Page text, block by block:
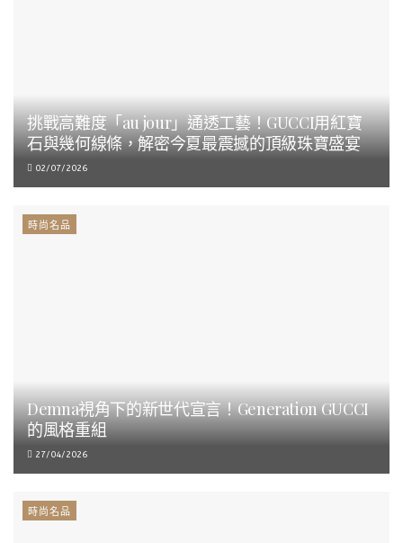
挑戰高難度「au jour」通透工藝！GUCCI用紅寶
石與幾何線條，解密今夏最震撼的頂級珠寶盛宴
02/07/2026
時尚名品
Demna視角下的新世代宣言！Generation GUCCI
的風格重組
27/04/2026
時尚名品